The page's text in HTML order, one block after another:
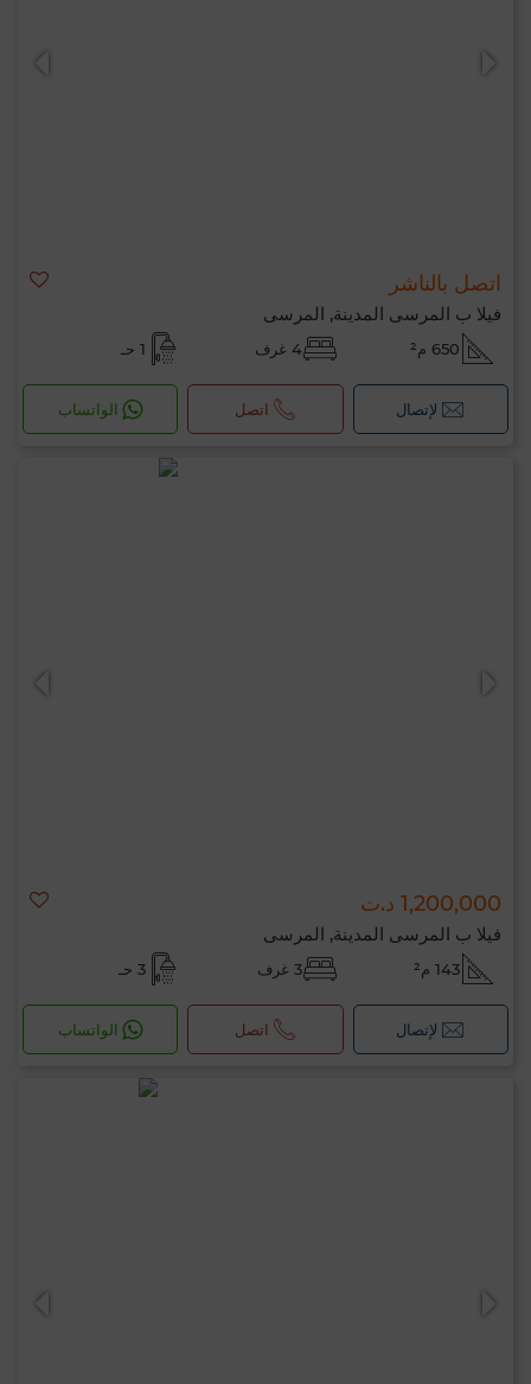
اتصل بالناشر
فيلا ب المرسى المدينة, المرسى
650 م² 4 غرف 1 حـ
لإتصال اتصل الواتساب
1,200,000 د.ت
فيلا ب المرسى المدينة, المرسى
143 م² 3 غرف 3 حـ
لإتصال اتصل الواتساب